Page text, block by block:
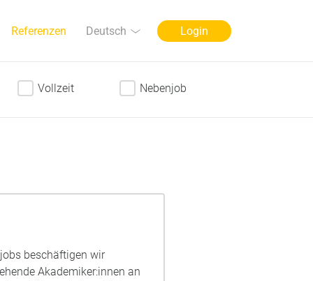
Referenzen Sprache
Deutsch Login
Vollzeit Nebenjob
beschäftigen wir
Akademiker:innen an